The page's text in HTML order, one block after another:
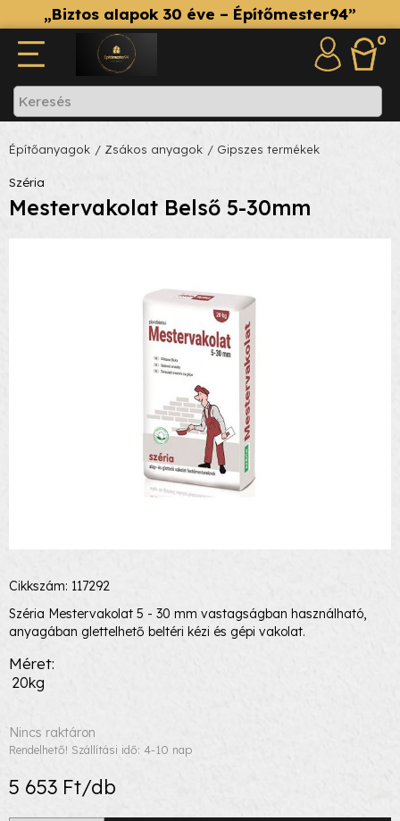
„Biztos alapok 30 éve – Építőmester94”
0
Építőanyagok / Zsákos anyagok / Gipszes termékek
Széria
Mestervakolat Belső 5-30mm
Cikkszám: 117292
Széria Mestervakolat 5 - 30 mm vastagságban használható,
anyagában glettelhető beltéri kézi és gépi vakolat.
Méret
20kg
Nincs raktáron
Rendelhető! Szállítási idő: 4-10 nap
5 653 Ft/db